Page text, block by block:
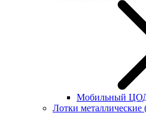
Мобильный
Лотки металлические